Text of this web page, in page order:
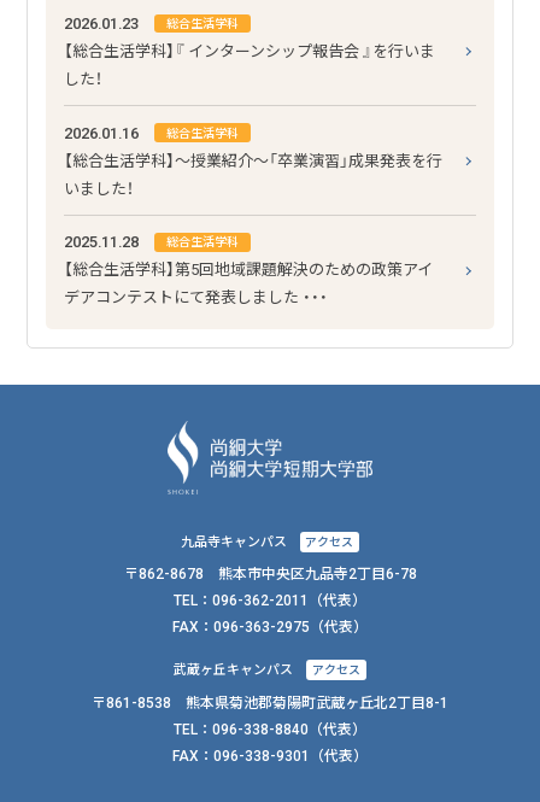
2026.01.23 総合生活学科
【総合生活学科】『 インターンシップ報告会 』を行いま
した！
2026.01.16 総合生活学科
【総合生活学科】～授業紹介～「卒業演習」成果発表を行
いました！
2025.11.28 総合生活学科
【総合生活学科】第5回地域課題解決のための政策アイ
デアコンテストにて発表しました ・・・
九品寺キャンパス アクセス
〒862-8678 熊本市中央区九品寺2丁目6-78
TEL： 096-362-2011
（代表）
FAX： 096-363-2975（代表）
武蔵ヶ丘キャンパス アクセス
〒861-8538 熊本県菊池郡菊陽町武蔵ヶ丘北2丁目8-1
TEL： 096-338-8840 （代表）
FAX： 096-338-9301（代表）